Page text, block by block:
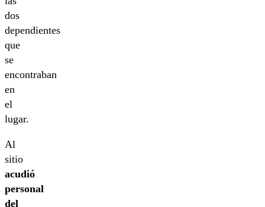
dos
dependientes
que
se
encontraban
en
el
lugar.
Al
sitio
acudió
personal
del